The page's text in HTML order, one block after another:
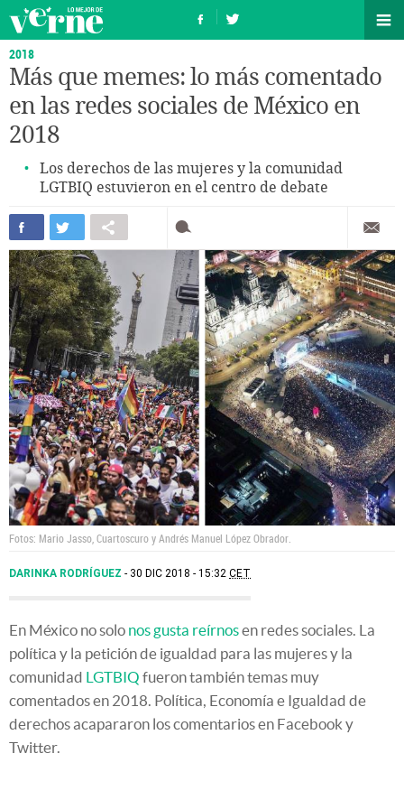
2018
Más que memes: lo más comentado
en las redes sociales de México en
2018
Los derechos de las mujeres y la comunidad
LGTBIQ estuvieron en el centro de debate
Fotos: Mario Jasso, Cuartoscuro y Andrés Manuel López Obrador.
DARINKA RODRÍGUEZ 30 DIC 2018 - 15:32 CET
En México no solo nos gusta reírnosen redes sociales. La
política y la petición de igualdad para las mujeres y la
comunidad LGTBIQ fueron también temas muy
comentados en 2018. Política, Economía e Igualdad de
derechos acapararon los comentarios en Facebook y
Twitter.